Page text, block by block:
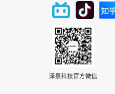
泽泉科技官方微信